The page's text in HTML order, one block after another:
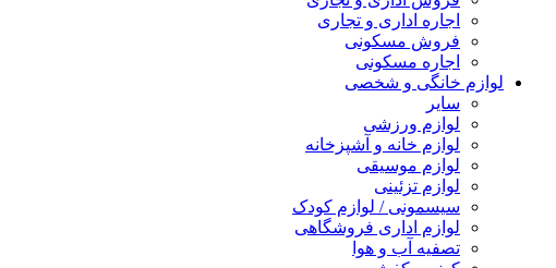
اجاره اداری و تجاری
فروش مسکونی
اجاره مسکونی
لوازم خانگی و شخصی
سایر
لوازم ورزشی
لوازم خانه و آشپزخانه
لوازم موسیقی
لوازم تزئینی
سیسمونی / لوازم کودک
لوازم اداری فروشگاهی
تصفیه آب و هوا